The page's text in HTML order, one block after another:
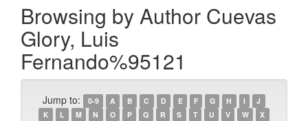
Browsing by Author Cuevas
Glory, Luis
Fernando%95121
Jump to: 0-9 A B C D E F G H I
J
K
L M N O P Q R S T U V W
X